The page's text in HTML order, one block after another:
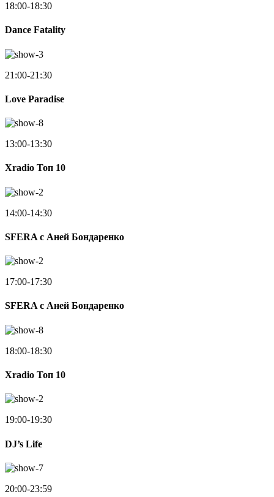
18:00-18:30
Dance Fatality
21:00-21:30
Love Paradise
13:00-13:30
Xradio Топ 10
14:00-14:30
SFERA с Аней Бондаренко
17:00-17:30
SFERA с Аней Бондаренко
18:00-18:30
Xradio Топ 10
19:00-19:30
DJ’s Life
20:00-23:59